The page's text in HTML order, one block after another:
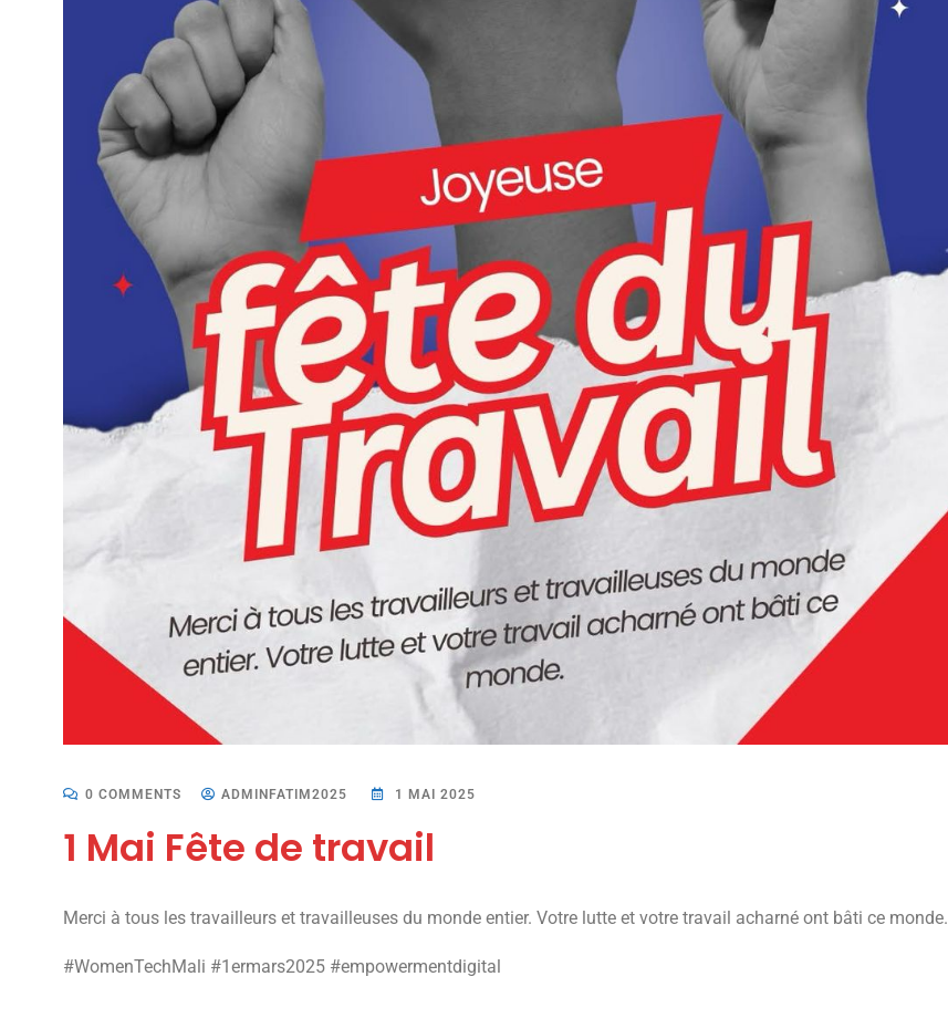
0 COMMENTS ADMINFATIM2025 1 MAI 2025
1 Mai Fête de travail
Merci à tous les travailleurs et travailleuses du monde entier. Votre lutte et votre travail acharné ont bâti ce monde.
#WomenTechMali #1ermars2025 #empowermentdigital